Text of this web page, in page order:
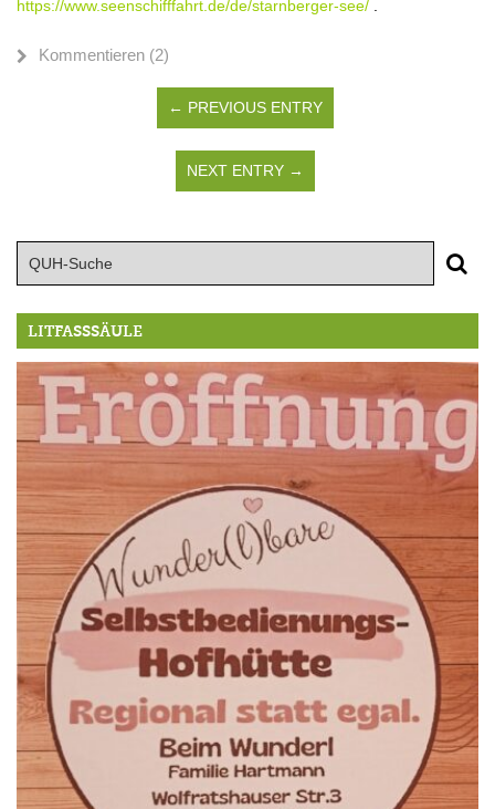
https://www.seenschifffahrt.de/de/starnberger-see/ .
Kommentieren (2)
← PREVIOUS ENTRY
NEXT ENTRY →
LITFASSSÄULE